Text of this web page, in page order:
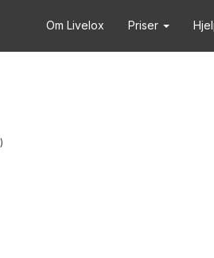
Om Livelox Priser